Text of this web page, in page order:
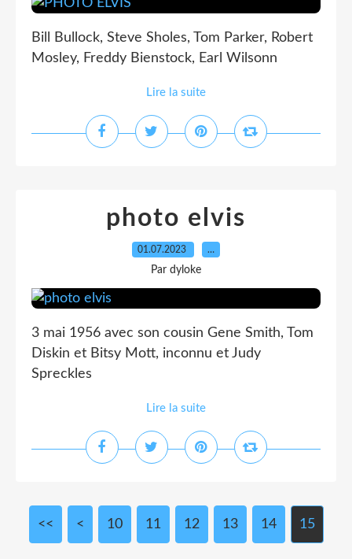
Bill Bullock, Steve Sholes, Tom Parker, Robert
Mosley, Freddy Bienstock, Earl Wilsonn
Lire la suite
photo elvis
01.07.2023 …
Par dyloke
3 mai 1956 avec son cousin Gene Smith, Tom
Diskin et Bitsy Mott, inconnu et Judy
Spreckles
Lire la suite
<< < 10 11 12 13 14 15